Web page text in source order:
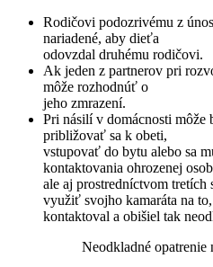
Rodičovi podozrivému z
nariadené, aby dieťa
odovzdal druhému rodičovi.
Ak jeden z partnerov pri
môže rozhodnúť o
jeho zmrazení.
Pri násilí v domácnosti môže
približovať sa k obeti,
vstupovať do bytu alebo sa
kontaktovania ohrozenej
ale aj prostredníctvom tretích
využiť svojho kamaráta na
kontaktoval a obišiel tak
Neodkladné opatrenie